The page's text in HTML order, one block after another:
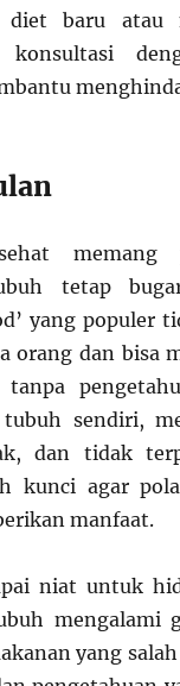
diet baru atau
konsultasi
memang
tetap
yang populer
orang dan bisa
tanpa
sendiri,
dan tidak
kunci agar
manfaat.
niat untuk
mengalami
yang